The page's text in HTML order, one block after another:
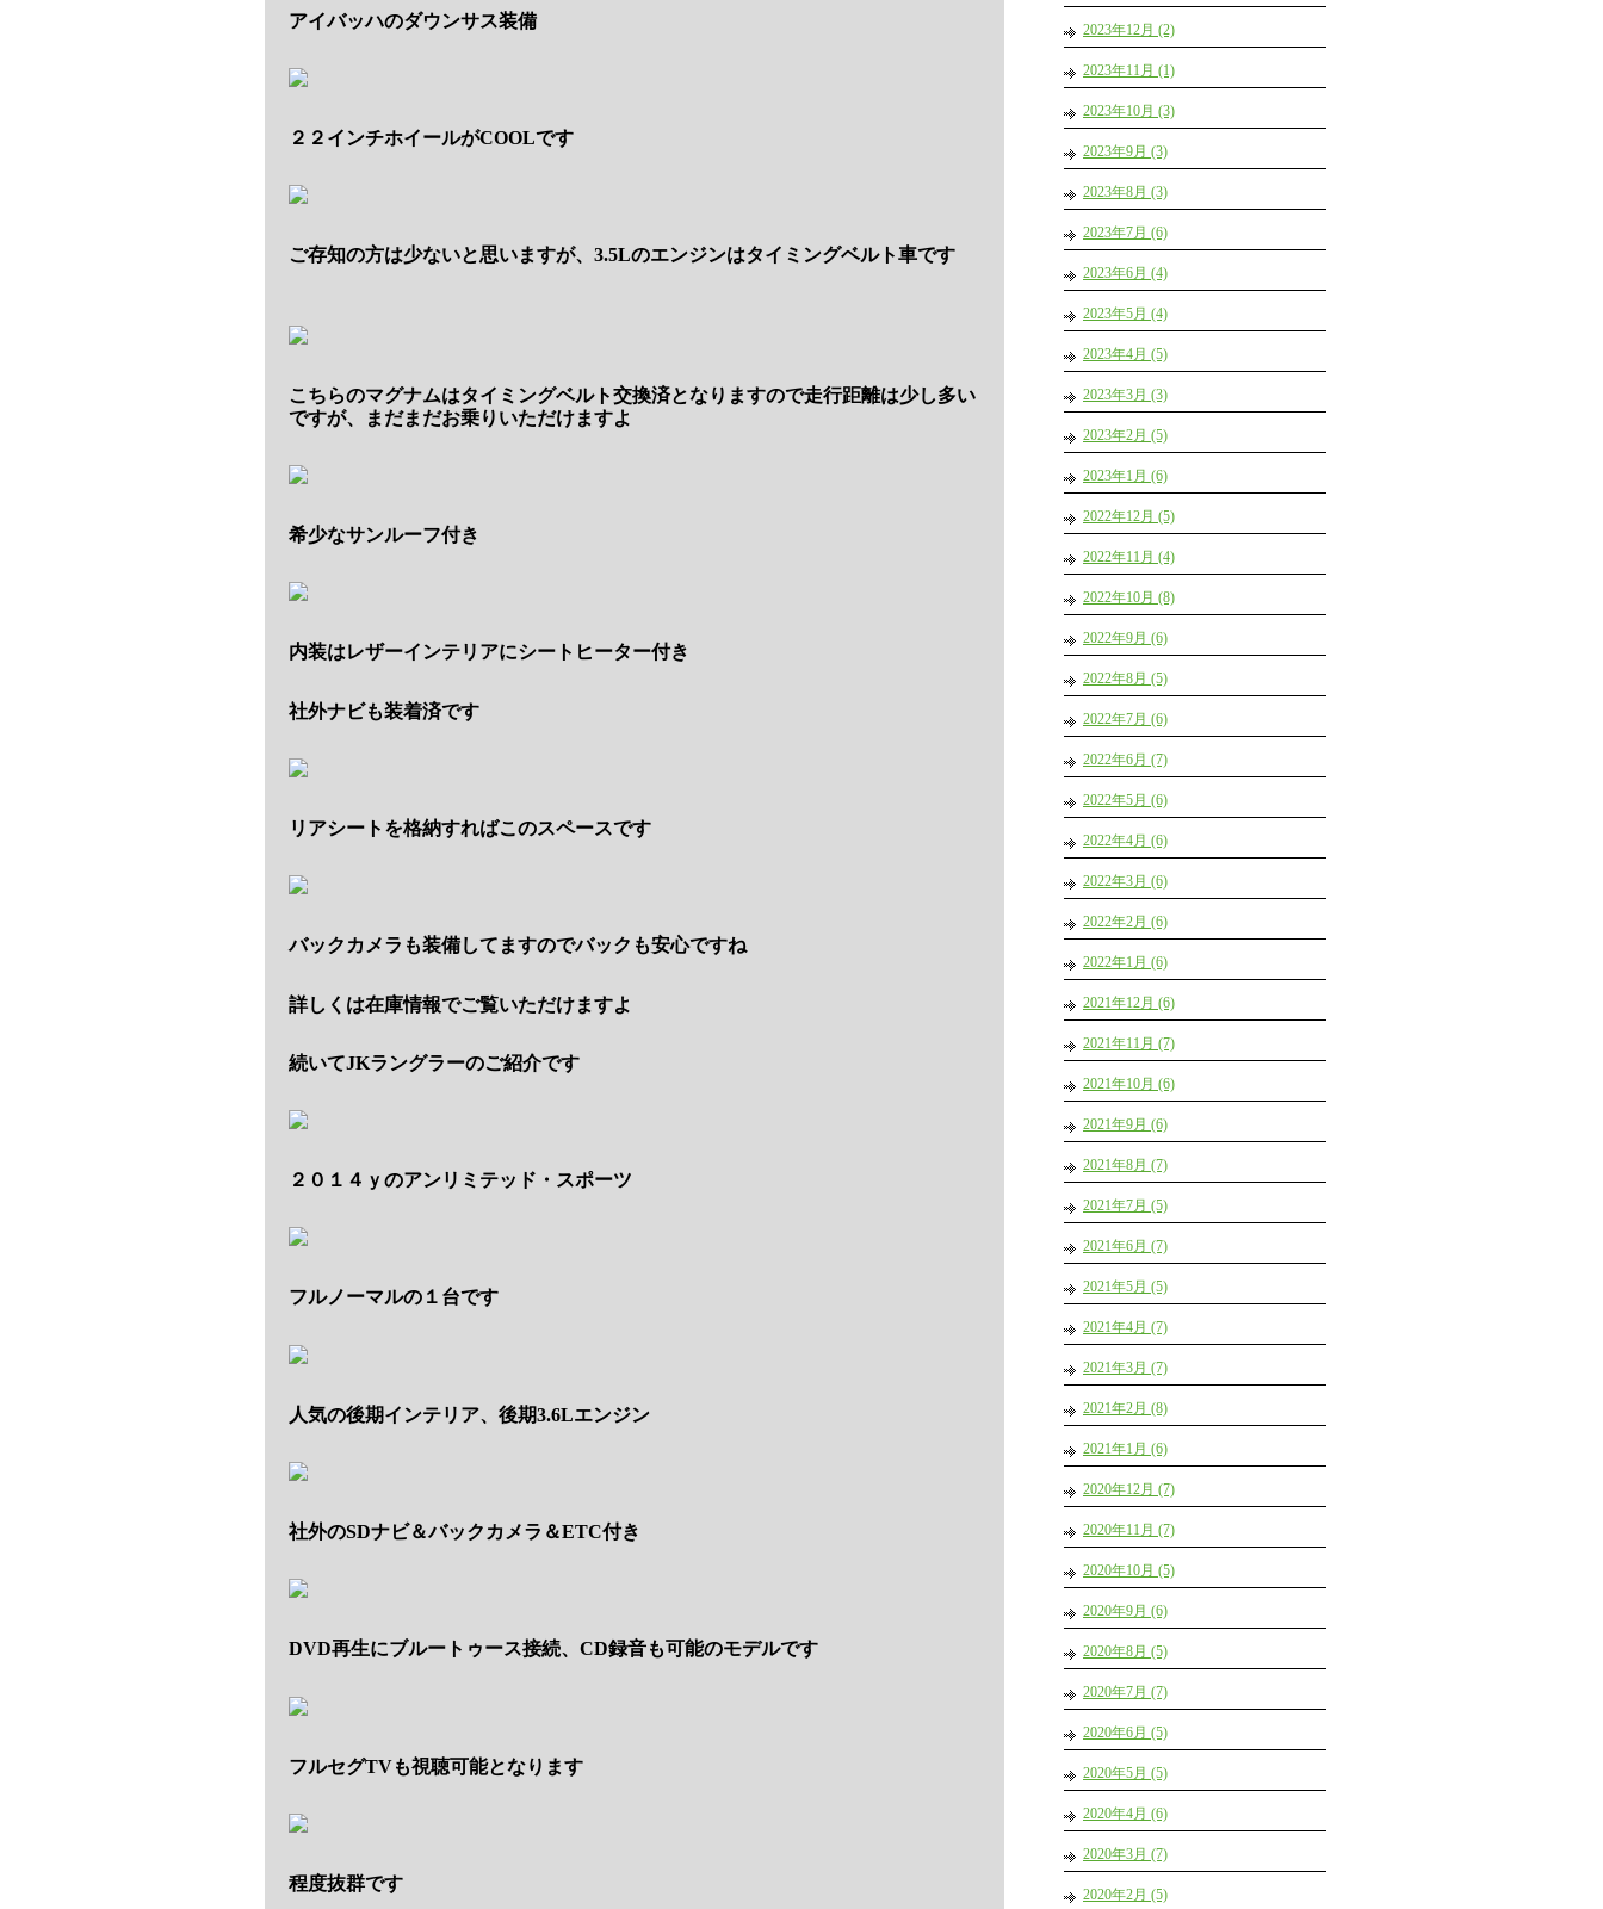
アイバッハのダウンサス装備
２２インチホイールがCOOLです
ご存知の方は少ないと思いますが、3.5Lのエンジンはタイミングベルト車です
こちらのマグナムはタイミングベルト交換済となりますので走行距離は少し多い
ですが、まだまだお乗りいただけますよ
希少なサンルーフ付き
内装はレザーインテリアにシートヒーター付き
社外ナビも装着済です
リアシートを格納すればこのスペースです
バックカメラも装備してますのでバックも安心ですね
詳しくは在庫情報でご覧いただけますよ
続いてJKラングラーのご紹介です
２０１４ｙのアンリミテッド・スポーツ
フルノーマルの１台です
人気の後期インテリア、後期3.6Lエンジン
社外のSDナビ＆バックカメラ＆ETC付き
DVD再生にブルートゥース接続、CD録音も可能のモデルです
フルセグTVも視聴可能となります
程度抜群です
2023年12月 (2)
2023年11月 (1)
2023年10月 (3)
2023年9月 (3)
2023年8月 (3)
2023年7月 (6)
2023年6月 (4)
2023年5月 (4)
2023年4月 (5)
2023年3月 (3)
2023年2月 (5)
2023年1月 (6)
2022年12月 (5)
2022年11月 (4)
2022年10月 (8)
2022年9月 (6)
2022年8月 (5)
2022年7月 (6)
2022年6月 (7)
2022年5月 (6)
2022年4月 (6)
2022年3月 (6)
2022年2月 (6)
2022年1月 (6)
2021年12月 (6)
2021年11月 (7)
2021年10月 (6)
2021年9月 (6)
2021年8月 (7)
2021年7月 (5)
2021年6月 (7)
2021年5月 (5)
2021年4月 (7)
2021年3月 (7)
2021年2月 (8)
2021年1月 (6)
2020年12月 (7)
2020年11月 (7)
2020年10月 (5)
2020年9月 (6)
2020年8月 (5)
2020年7月 (7)
2020年6月 (5)
2020年5月 (5)
2020年4月 (6)
2020年3月 (7)
2020年2月 (5)